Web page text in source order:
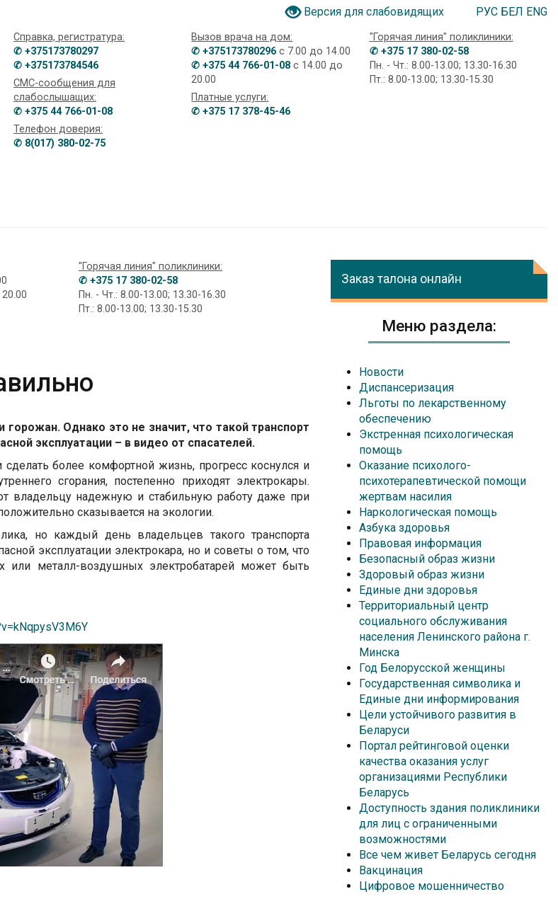
Версия для слабовидящих РУС БЕЛ ENG
Справка, регистратура:
✆ +375173780297
✆ +375173784546
СМС-сообщения для
слабослышащих:
✆ +375 44 766-01-08
Телефон доверия:
✆ 8(017) 380-02-75
Вызов врача на дом:
✆ +375173780296 с 7.00 до 14.00
✆ +375 44 766-01-08 с 14.00 до
20.00
Платные услуги:
✆ +375 17 378-45-46
"Горячая линия" поликлиники:
✆ +375 17 380-02-58
Пн. - Чт.: 8.00-13.00; 13.30-16.30
Пт.: 8.00-13.00; 13.30-15.30
"Горячая линия" поликлиники:
✆ +375 17 380-02-58
Пн. - Чт.: 8.00-13.00; 13.30-16.30
Пт.: 8.00-13.00; 13.30-15.30
Однако это не значит, что такой транспорт
эксплуатации – в видео от спасателей.
более комфортной жизнь, прогресс коснулся и
сгорания, постепенно приходят электрокары.
владельцу надежную и стабильную работу даже при
сказывается на экологии.
но каждый день владельцев такого транспорта
эксплуатации электрокара, но и советы о том, что
или металл-воздушных электробатарей может быть
Заказ талона онлайн
Меню раздела:
Новости
Диспансеризация
Льготы по лекарственному
обеспечению
Экстренная психологическая
помощь
Оказание психолого-
психотерапевтической помощи
жертвам насилия
Наркологическая помощь
Азбука здоровья
Правовая информация
Безопасный образ жизни
Здоровый образ жизни
Единые дни здоровья
Территориальный центр
социального обслуживания
населения Ленинского района г.
Минска
Год Белорусской женщины
Государственная символика и
Единые дни информирования
Цели устойчивого развития в
Беларуси
Портал рейтинговой оценки
качества оказания услуг
организациями Республики
Беларусь
Доступность здания поликлиники
для лиц с ограниченными
возможностями
Все чем живет Беларусь сегодня
Вакцинация
Цифровое мошенничество